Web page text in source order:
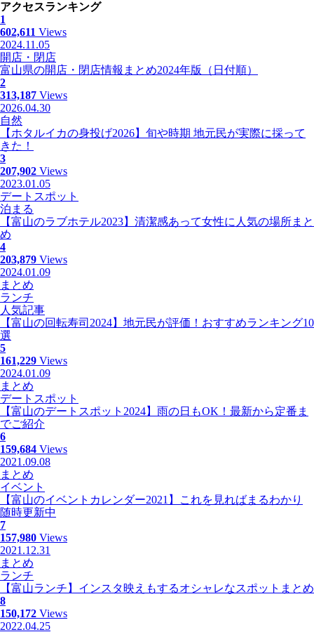
アクセスランキング
1
602,611 Views
2024.11.05
開店・閉店
富山県の開店・閉店情報まとめ2024年版（日付順）
2
313,187 Views
2026.04.30
自然
【ホタルイカの身投げ2026】旬や時期 地元民が実際に採って
きた！
3
207,902 Views
2023.01.05
デートスポット
泊まる
【富山のラブホテル2023】清潔感あって女性に人気の場所まと
め
4
203,879 Views
2024.01.09
まとめ
ランチ
人気記事
【富山の回転寿司2024】地元民が評価！おすすめランキング10
選
5
161,229 Views
2024.01.09
まとめ
デートスポット
【富山のデートスポット2024】雨の日もOK！最新から定番ま
でご紹介
6
159,684 Views
2021.09.08
まとめ
イベント
【富山のイベントカレンダー2021】これを見ればまるわかり
随時更新中
7
157,980 Views
2021.12.31
まとめ
ランチ
【富山ランチ】インスタ映えもするオシャレなスポットまとめ
8
150,172 Views
2022.04.25